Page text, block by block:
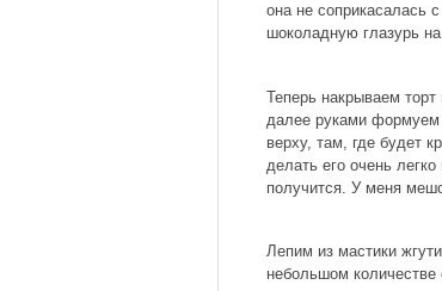
она не соприкасалась
шоколадную глазурь
Теперь накрываем
далее руками формуем
верху, там, где будет
делать его очень
получится. У меня
Лепим из мастики
небольшом количестве